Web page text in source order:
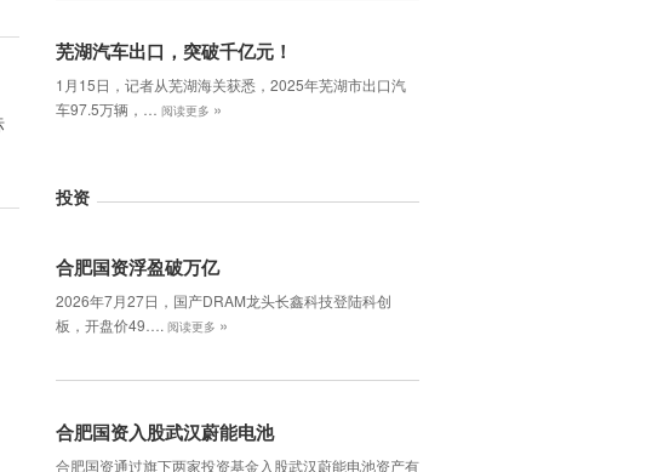
芜湖汽车出口，突破千亿元！
1月15日，记者从芜湖海关获悉，2025年芜湖市出口汽
车97.5万辆，…
阅读更多 »
投资
合肥国资浮盈破万亿
2026年7月27日，国产DRAM龙头长鑫科技登陆科创
板，开盘价49…. 阅读更多 »
合肥国资入股武汉蔚能电池
合肥国资通过旗下两家投资基金入股武汉蔚能电池资产有